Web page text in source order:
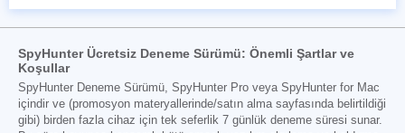
SpyHunter Ücretsiz Deneme Sürümü: Önemli Şartlar ve
Koşullar
SpyHunter Deneme Sürümü, SpyHunter Pro veya SpyHunter for Mac
içindir ve (promosyon materyallerinde/satın alma sayfasında belirtildiği
gibi) birden fazla cihaz için tek seferlik 7 günlük deneme süresi sunar.